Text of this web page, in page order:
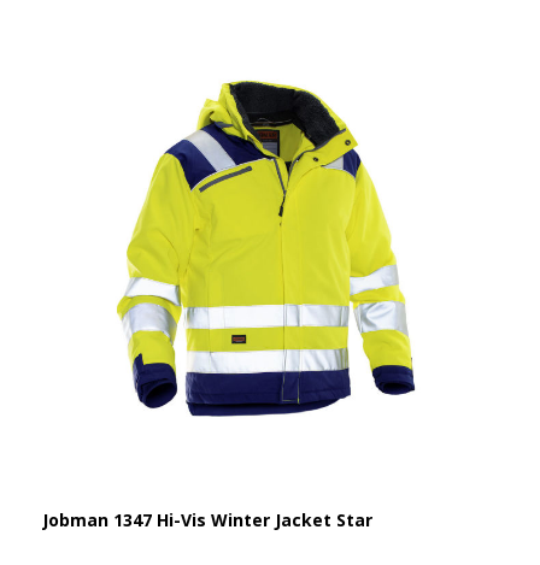
Jobman 1347 Hi-Vis Winter Jacket Star